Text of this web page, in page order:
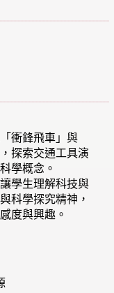
衝鋒飛車」與
探索交通工具演
學概念。
學生理解科技與
科學探究精神，
度與興趣。